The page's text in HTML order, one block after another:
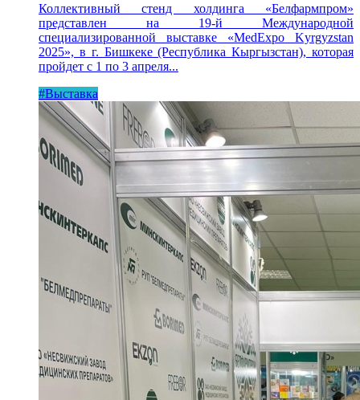
Коллективный стенд холдинга «Белфармпром»
представлен на 19-й Международной
специализированной выставке «MedExpo Kyrgyzstan
2025», в г. Бишкеке (Республика Кыргызстан), которая
пройдет с 1 по 3 апреля...
#Выставка